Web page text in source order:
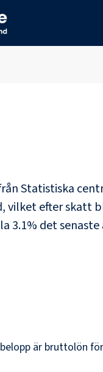
Statistiska
vilket efter skatt
3.1% det
är bruttolön